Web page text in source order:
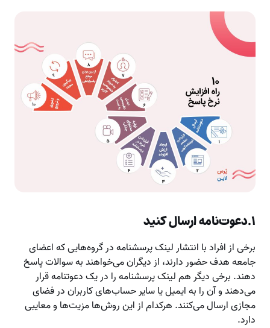
۱.دعوت‌نامه ارسال کنید
برخی از افراد با انتشار لینک پرسشنامه در گروه‌هایی که اعضای
جامعه هدف حضور دارند، از دیگران می‌خواهند به سوالات پاسخ
دهند. برخی دیگر هم لینک پرسشنامه را در یک دعوتنامه قرار
می‌دهند و آن را به ایمیل یا سایر حساب‌های کاربران در فضای
مجازی ارسال می‌کنند. هرکدام از این روش‌ها مزیت‌‌ها و معایبی
دارد.